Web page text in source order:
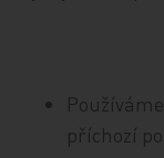
příchozí